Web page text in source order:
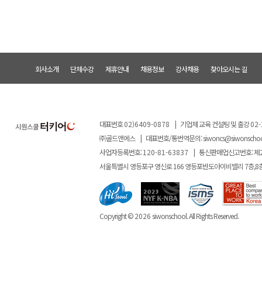
회사소개 단체수강 제휴안내 채용정보 강사채용 찾아오시는 길
대표번호02)6409-0878 | 기업체 교육 컨설팅 및 출강
㈜골드앤에스 | 대표번호/통번역문의:
사업자등록번호:120-81-63837 | 통신판매업신고번호: 제
서울특별시 영등포구 영신로 166 영등포반도아이비밸리 7층,8
Copyright ©2026siwonschool. All Rights Reserved.